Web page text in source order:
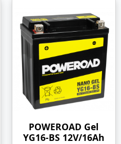
POWEROAD Gel
YG16-BS 12V/16Ah